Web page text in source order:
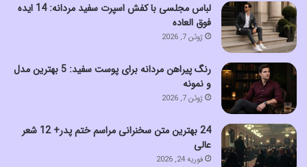
لباس مجلسی با کفش اسپرت سفید مردانه: 14 ایده
فوق العاده
ژوئن 7, 2026
رنگ پیراهن مردانه برای پوست سفید: 5 بهترین مدل
و نمونه
ژوئن 7, 2026
24 بهترین متن سخنرانی مراسم ختم پدر+ 12 شعر
عالی
فوریه 24, 2026